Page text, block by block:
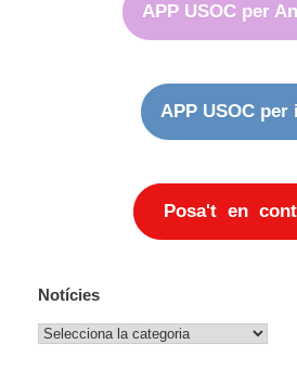
APP USOC per
APP USOC per
Posa't en
Notícies
Notícies